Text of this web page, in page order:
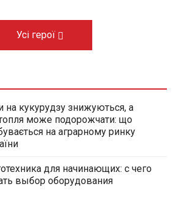
Усі герої
на кукурудзу знижуються, а
може подорожчати: що
на аграрному ринку
для начинающих: с чего
выбор оборудования